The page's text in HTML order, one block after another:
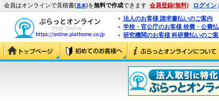
会員はオンラインで見積書(見本)を無料で作成できます 会員登録(無料) ログイン
法人のお客様 請求書払いのご案内
学校・官公庁のお客様 校費・公費
研究機関のお客様 科研費払いのご